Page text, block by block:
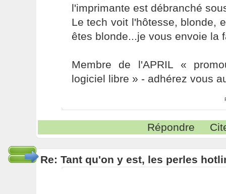
l'imprimante est débranché
Le tech voit l'hôtesse, blonde,
êtes blonde...je vous envoie la
Membre de l'APRIL «
logiciel libre » - adhérez vous
Répondre
Re: Tant qu'on y est, les perles